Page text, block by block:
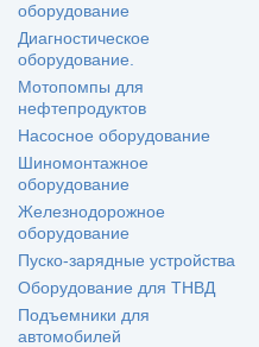
оборудование
Диагностическое
оборудование.
Мотопомпы для
нефтепродуктов
Насосное оборудование
Шиномонтажное
оборудование
Железнодорожное
оборудование
Пуско-зарядные устройства
Оборудование для ТНВД
Подъемники для
автомобилей